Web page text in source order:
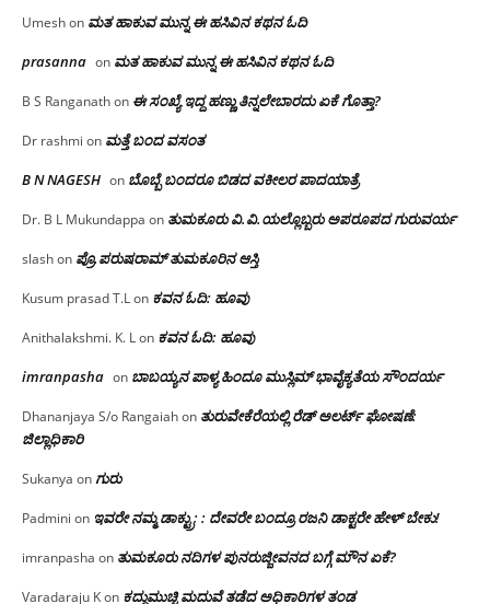
Umeshon ಮತ ಹಾಕುವ ಮುನ್ನ ಈ ಹಸಿವಿನ ಕಥನ ಓದಿ
prasanna on ಮತ ಹಾಕುವ ಮುನ್ನ ಈ ಹಸಿವಿನ ಕಥನ ಓದಿ
B S Ranganathon ಈ ಸಂಖ್ಯೆ ಇದ್ದ ಹಣ್ಣು ತಿನ್ನಲೇಬಾರದು ಏಕೆ ಗೊತ್ತಾ?
Dr rashmi on ಮತ್ತೆ ಬಂದ ವಸಂತ
B N NAGESH on ಬೊಬ್ಬೆ ಬಂದರೂ ಬಿಡದ ವಕೀಲರ ಪಾದಯಾತ್ರೆ
Dr. B L Mukundappa on ತುಮಕೂರು‌ ವಿ.ವಿ.ಯಲ್ಲೊಬ್ಬರು ಅಪರೂಪದ ಗುರುವರ್ಯ
slashon ಪ್ರೊ.ಪರುಷರಾಮ್ ತುಮಕೂರಿನ ಆಸ್ತಿ
Kusum prasad T.Lon ಕವನ ಓದಿ: ಹೂವು
Anithalakshmi. K. Lon ಕವನ ಓದಿ: ಹೂವು
imranpasha on ಬಾಬಯ್ಯನ ಪಾಳ್ಯ ಹಿಂದೂ ಮುಸ್ಲಿಮ್ ಭಾವೈಕ್ಯತೆಯ ಸೌಂದರ್ಯ
Dhananjaya S/o Rangaiahon ತುರುವೇಕೆರೆಯಲ್ಲಿ ರೆಡ್ ಅಲರ್ಟ್ ಘೋಷಣೆ:
ಜಿಲ್ಲಾಧಿಕಾರಿ
Sukanya onಗುರು
Padmini on ಇವರೇ ನಮ್ಮ ಡಾಕ್ಟ್ರು; : ದೇವರೇ ಬಂದ್ರೂ ರಜನಿ ಡಾಕ್ಟರೇ ಹೇಳ್ ಬೇಕು!
imranpasha on ತುಮಕೂರು ನದಿಗಳ ಪುನರುಜ್ಜೀವನದ ಬಗ್ಗೆ ಮೌನ ಏಕೆ?
Varadaraju Kon ಕದ್ದುಮುಚ್ಚಿ ಮದುವೆ ತಡೆದ ಅಧಿಕಾರಿಗಳ ತಂಡ